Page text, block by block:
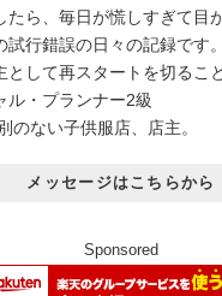
たら、毎日が慌しすぎて目
試行錯誤の日々の記録です
として再スタートを切るこ
ル・プランナー2級
のない子供服店、店主。
メッセージはこちらから
Sponsored